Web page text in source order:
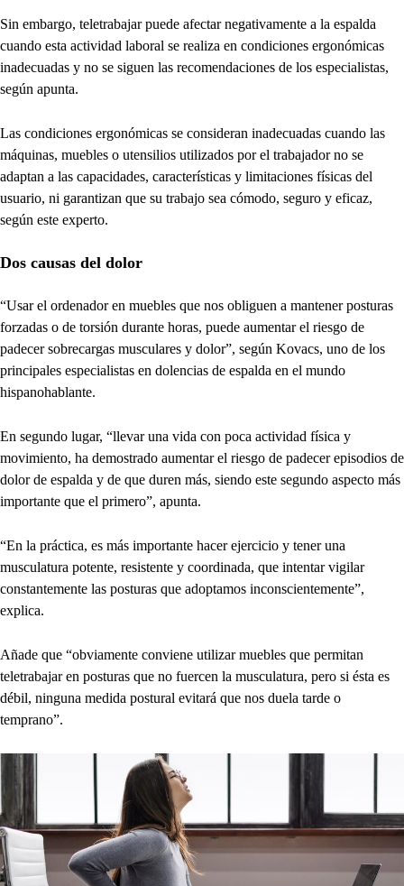
Sin embargo, teletrabajar puede afectar negativamente a la espalda
cuando esta actividad laboral se realiza en condiciones ergonómicas
inadecuadas y no se siguen las recomendaciones de los especialistas,
según apunta.
Las condiciones ergonómicas se consideran inadecuadas cuando las
máquinas, muebles o utensilios utilizados por el trabajador no se
adaptan a las capacidades, características y limitaciones físicas del
usuario, ni garantizan que su trabajo sea cómodo, seguro y eficaz,
según este experto.
Dos causas del dolor
“Usar el ordenador en muebles que nos obliguen a mantener posturas
forzadas o de torsión durante horas, puede aumentar el riesgo de
padecer sobrecargas musculares y dolor”, según Kovacs, uno de los
principales especialistas en dolencias de espalda en el mundo
hispanohablante.
En segundo lugar, “llevar una vida con poca actividad física y
movimiento, ha demostrado aumentar el riesgo de padecer episodios de
dolor de espalda y de que duren más, siendo este segundo aspecto más
importante que el primero”, apunta.
“En la práctica, es más importante hacer ejercicio y tener una
musculatura potente, resistente y coordinada, que intentar vigilar
constantemente las posturas que adoptamos inconscientemente”,
explica.
Añade que “obviamente conviene utilizar muebles que permitan
teletrabajar en posturas que no fuercen la musculatura, pero si ésta es
débil, ninguna medida postural evitará que nos duela tarde o
temprano”.